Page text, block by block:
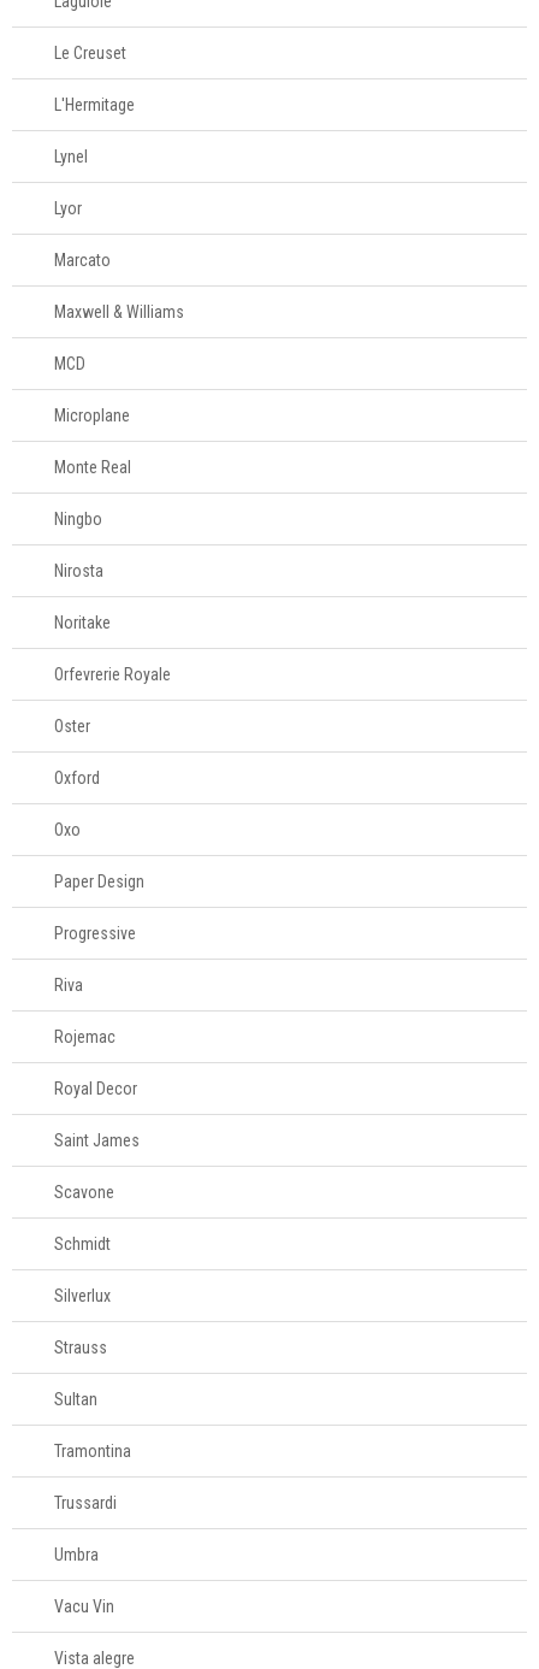
Le Creuset
L'Hermitage
Lynel
Lyor
Marcato
Maxwell & Williams
MCD
Microplane
Monte Real
Ningbo
Nirosta
Noritake
Orfevrerie Royale
Oster
Oxford
Oxo
Paper Design
Progressive
Riva
Rojemac
Royal Decor
Saint James
Scavone
Schmidt
Silverlux
Strauss
Sultan
Tramontina
Trussardi
Umbra
Vacu Vin
Vista alegre